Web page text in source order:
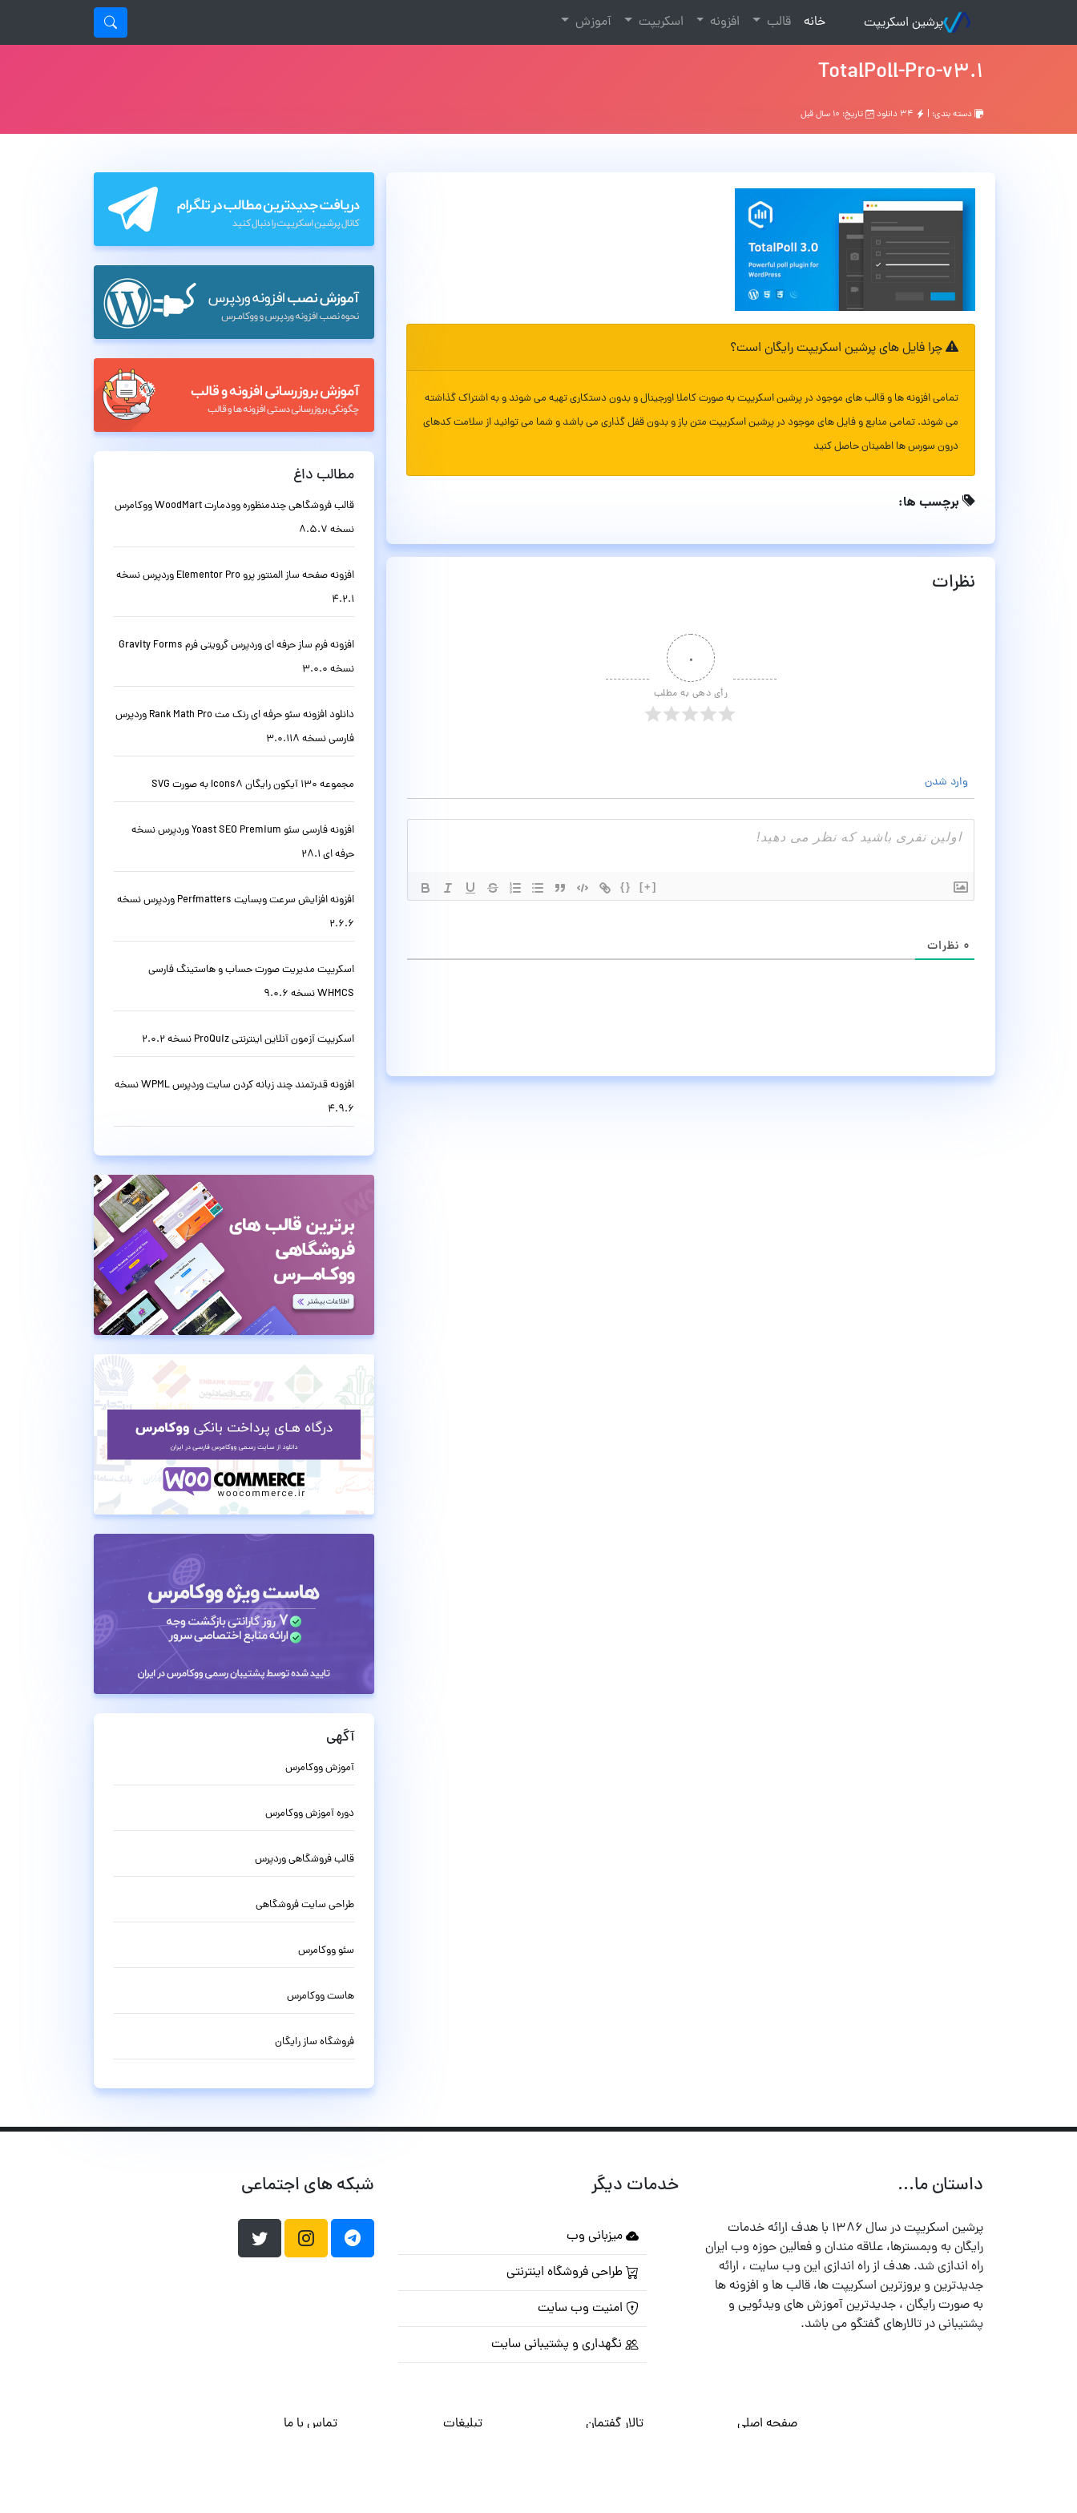
پرشین اسکریپت خانه
(current) قالب افزونه اسکریپت آموزش
TotalPoll-Pro-v3.1
دسته بندی: | تاریخ: ۱۰ سال قبل
چرا فایل های پرشین اسکریپت رایگان است؟
تمامی افزونه ها و قالب های موجود در پرشین اسکریپت به صورت کاملا اورجینال و بدون دستکاری تهیه می شوند و به اشتراک گذاشته
می شوند. تمامی منابع و فایل های موجود در پرشین اسکریپت متن باز و بدون قفل گذاری می باشد و شما می توانید از سلامت کدهای
درون سورس ها اطمینان حاصل کنید
برچسب ها:
نظرات
۰
رأی دهی به مطلب
وارد شدن
{} [+]
۰ نظرات
مطالب داغ
قالب فروشگاهی چندمنظوره وودمارت WoodMart ووکامرس
نسخه 8.5.7
افزونه صفحه ساز المنتور پرو Elementor Pro وردپرس نسخه
4.2.1
افزونه فرم ساز حرفه ای وردپرس گرویتی فرم Gravity Forms
نسخه 3.0.0
دانلود افزونه سئو حرفه ای رنک مث Rank Math Pro وردپرس
فارسی نسخه 3.0.118
مجموعه 130 آیکون رایگان Icons8 به صورت SVG
افزونه فارسی سئو Yoast SEO Premium وردپرس نسخه
حرفه ای 28.1
افزونه افزایش سرعت وبسایت Perfmatters وردپرس نسخه
2.6.6
اسکریپت مدیریت صورت حساب و هاستینگ فارسی
WHMCS نسخه 9.0.6
اسکریپت آزمون آنلاین اینترنتی ProQuiz نسخه 2.0.2
افزونه قدرتمند چند زبانه کردن سایت وردپرس WPML نسخه
4.9.6
آگهی
آموزش ووکامرس
دوره آموزش ووکامرس
قالب فروشگاهی وردپرس
طراحی سایت فروشگاهی
سئو ووکامرس
هاست ووکامرس
فروشگاه ساز رایگان
داستان ما...
پرشین اسکریپت در سال ۱۳۸۶ با هدف ارائه خدمات
رایگان به وبمسترها، علاقه مندان و فعالین حوزه وب ایران
راه اندازی شد. هدف از راه اندازی این وب سایت ، ارائه
جدیدترین و بروزترین اسکریپت ها، قالب ها و افزونه ها
به صورت رایگان ، جدیدترین آموزش های ویدئویی و
پشتیبانی در تالارهای گفتگو می باشد.
خدمات دیگر
میزبانی وب
طراحی فروشگاه اینترنتی
امنیت وب سایت
نگهداری و پشتیبانی سایت
شبکه های اجتماعی
صفحه اصلی تالار گفتمان تبلیغات تماس با ما